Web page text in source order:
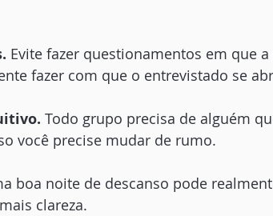
Evite fazer questionamentos em que
fazer com que o entrevistado se
Todo grupo precisa de alguém
você precise mudar de rumo.
boa noite de descanso pode
clareza.